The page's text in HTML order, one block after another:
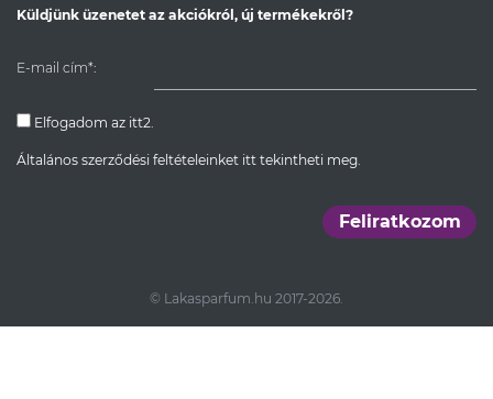
Küldjünk üzenetet az akciókról, új termékekről?
E-mail cím*:
Elfogadom az itt2.
Általános szerződési feltételeinket itt tekintheti meg.
Feliratkozom
© Lakasparfum.hu 2017-2026.